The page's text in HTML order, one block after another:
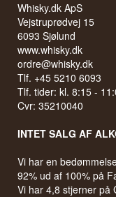
Whisky.dk ApS
Vejstruprødvej 15
6093 Sjølund
www.whisky.dk
ordre@whisky.dk
Tlf. +45 5210 6093
Tlf. tider: kl. 8:15 -
Cvr: 35210040
INTET SALG AF
Vi har en
92% ud af 100% på
Vi har 4,8 stjerner på